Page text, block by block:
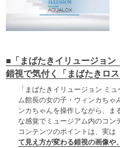
■「まばたきイリュージョン
錯視で気付く「まばたきロス
「まばたきイリュージョン ミ
ム館長の女の子・ウィンカちゃ
ンカちゃんを操作しながら、ま
な感覚でミュージアム内のコン
コンテンツのポイントは、実は
て見え方が変わる錯視の画像や